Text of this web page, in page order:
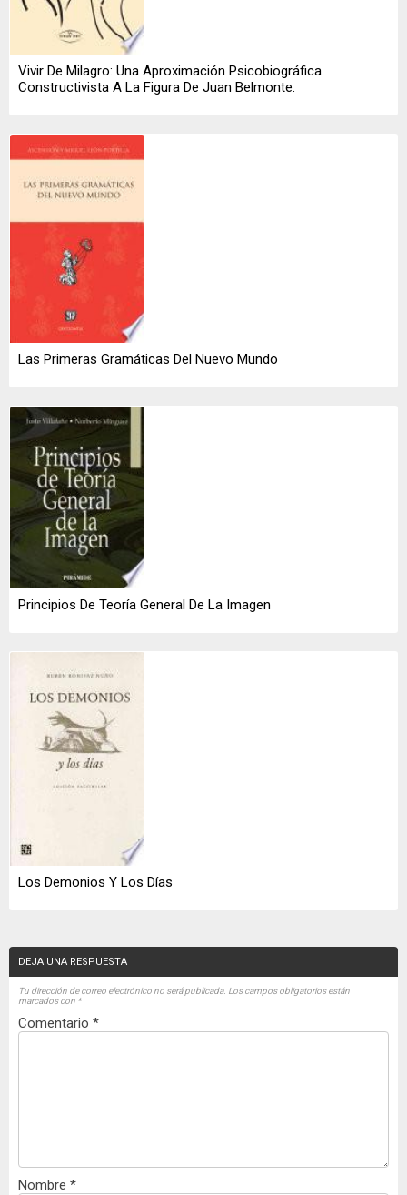
Vivir De Milagro: Una Aproximación Psicobiográfica
Constructivista A La Figura De Juan Belmonte.
Las Primeras Gramáticas Del Nuevo Mundo
Principios De Teoría General De La Imagen
Los Demonios Y Los Días
DEJA UNA RESPUESTA
Tu dirección de correo electrónico no será publicada. Los campos obligatorios están
marcados con *
Comentario *
Nombre *